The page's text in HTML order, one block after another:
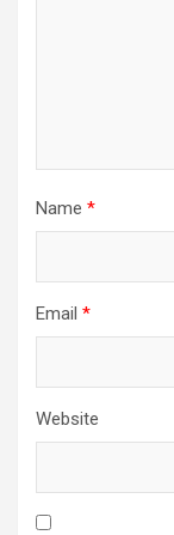
Name *
Email *
Website